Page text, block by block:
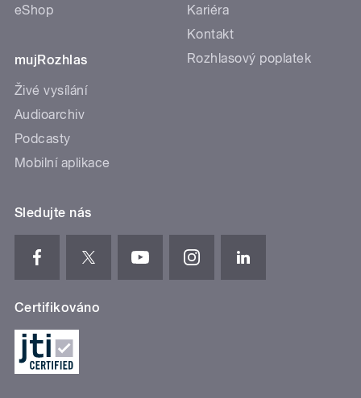
eShop
mujRozhlas
Živé vysílání
Audioarchiv
Podcasty
Mobilní aplikace
Kariéra
Kontakt
Rozhlasový poplatek
Sledujte nás
Certifikováno